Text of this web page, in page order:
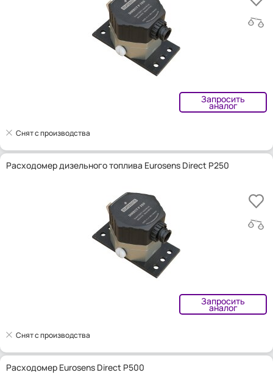
Запросить
аналог
Снят с производства
Расходомер дизельного топлива Eurosens Direct P250
Запросить
аналог
Снят с производства
Расходомер Eurosens Direct P500